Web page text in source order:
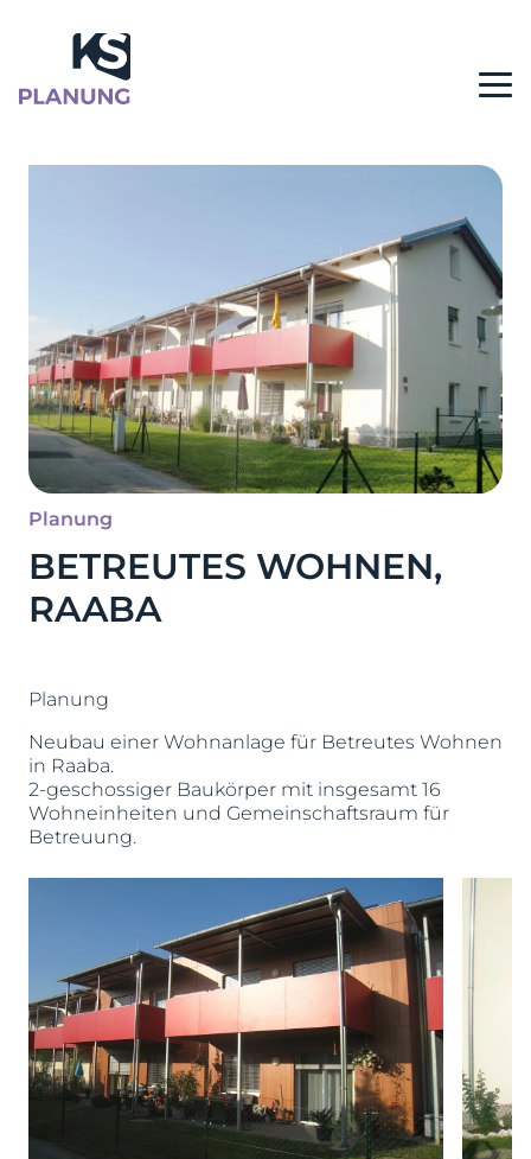
Planung
BETREUTES WOHNEN,
RAABA
Planung
Neubau einer Wohnanlage für Betreutes Wohnen
in Raaba.
2-geschossiger Baukörper mit insgesamt 16
Wohneinheiten und Gemeinschaftsraum für
Betreuung.